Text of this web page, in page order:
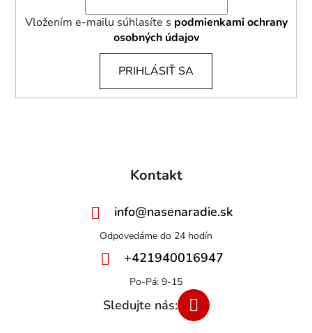
Vložením e-mailu súhlasíte s podmienkami ochrany
osobných údajov
PRIHLÁSIŤ SA
Kontakt
info@nasenaradie.sk
+421940016947